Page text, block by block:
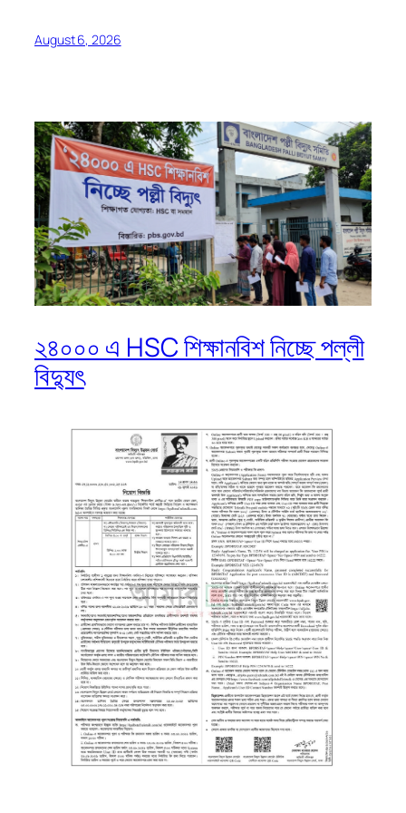
August 6, 2026
২৪০০০ এ HSC শিক্ষানবিশ নিচ্ছে পল্লী
বিদ্যুৎ